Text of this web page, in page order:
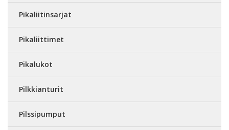
Pikaliitinsarjat
Pikaliittimet
Pikalukot
Pilkkianturit
Pilssipumput